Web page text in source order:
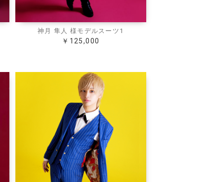
神月 隼人 様モデルスーツ1
￥125,000